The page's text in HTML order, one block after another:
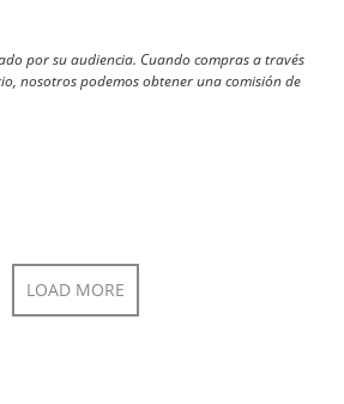
por su audiencia. Cuando compras a través
nosotros podemos obtener una comisión de
LOAD MORE